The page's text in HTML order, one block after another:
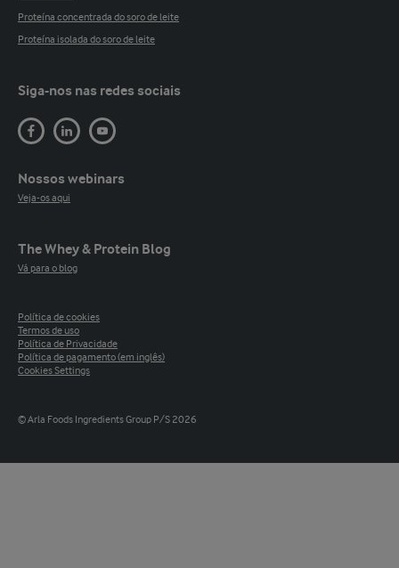
Proteína concentrada do soro de leite
Proteína isolada do soro de leite
Siga-nos nas redes sociais
Nossos webinars
Veja-os aqui
The Whey & Protein Blog
Vá para o blog
Política de cookies
Termos de uso
Política de Privacidade
Política de pagamento (em inglês)
Cookies Settings
© Arla Foods Ingredients Group P/S 2026